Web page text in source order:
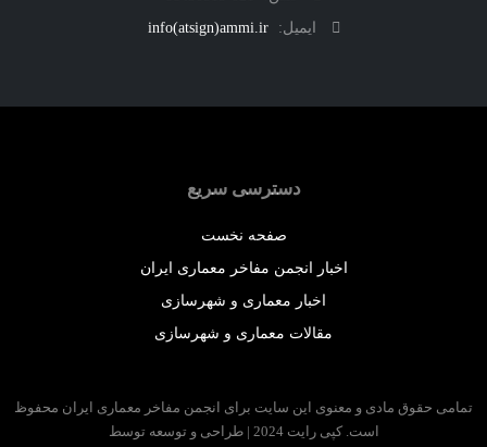
ایمیل:
info(atsign)ammi.ir
دسترسی سریع
صفحه نخست
اخبار انجمن مفاخر معماری ایران
اخبار معماری و شهرسازی
مقالات معماری و شهرسازی
حقوق مادی و معنوی این سایت برای انجمن مفاخر معماری ایران محفوظ
است. کپی رایت 2024 | طراحی و توسعه توسط